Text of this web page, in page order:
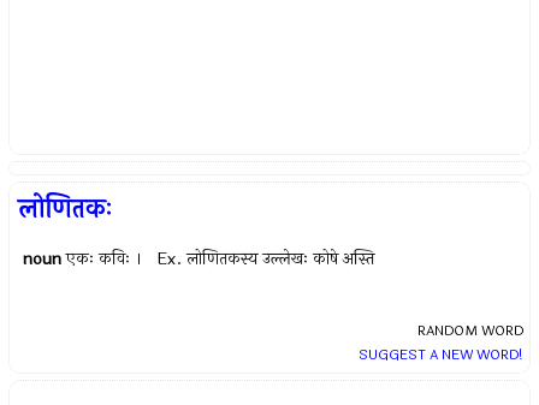
लोणितकः
noun एकः कविः । Ex.लोणितकस्य उल्लेखः कोषे अस्ति
RANDOM WORD
SUGGEST A NEW WORD!